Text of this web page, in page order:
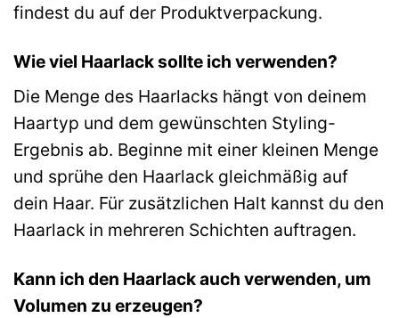
findest du auf der Produktverpackung.
Wie viel Haarlack sollte ich verwenden?
Die Menge des Haarlacks hängt von deinem
Haartyp und dem gewünschten Styling-
Ergebnis ab. Beginne mit einer kleinen Menge
und sprühe den Haarlack gleichmäßig auf
dein Haar. Für zusätzlichen Halt kannst du den
Haarlack in mehreren Schichten auftragen.
Kann ich den Haarlack auch verwenden, um
Volumen zu erzeugen?